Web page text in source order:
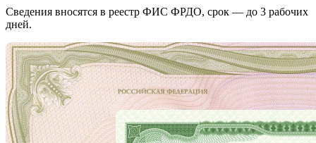
Сведения вносятся в реестр ФИС ФРДО, срок — до 3 рабочих
дней.